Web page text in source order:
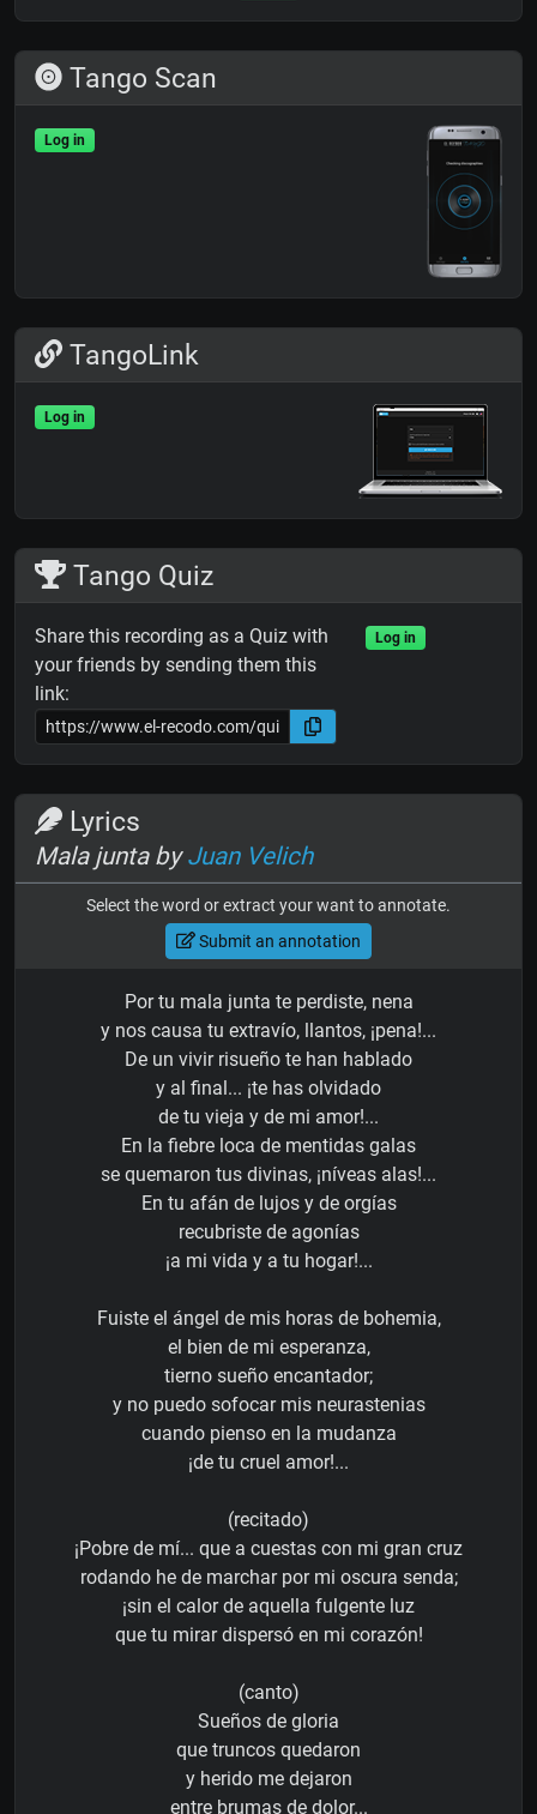
Tango Scan
Log in
TangoLink
Log in
Tango Quiz
Share this recording as a Quiz with
your friends by sending them this
link:
Log in
Lyrics
Mala junta byJuan Velich
Select the word or extract your want to annotate.
Submit an annotation
Por tu mala junta te perdiste, nena
y nos causa tu extravío, llantos, ¡pena!...
De un vivir risueño te han hablado
y al final... ¡te has olvidado
de tu vieja y de mi amor!...
En la fiebre loca de mentidas galas
se quemaron tus divinas, ¡níveas alas!...
En tu afán de lujos y de orgías
recubriste de agonías
¡a mi vida y a tu hogar!...
Fuiste el ángel de mis horas de bohemia,
el bien de mi esperanza,
tierno sueño encantador;
y no puedo sofocar mis neurastenias
cuando pienso en la mudanza
¡de tu cruel amor!...
(recitado)
¡Pobre de mí... que a cuestas con mi gran cruz
rodando he de marchar por mi oscura senda;
¡sin el calor de aquella fulgente luz
que tu mirar dispersó en mi corazón!
(canto)
Sueños de gloria
que truncos quedaron
y herido me dejaron
entre brumas de dolor...